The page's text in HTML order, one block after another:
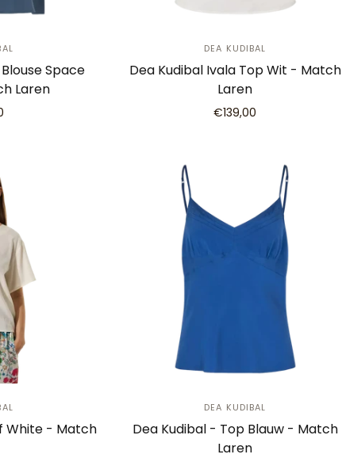
Space
Laren
DEA KUDIBAL
Dea Kudibal Ivala Top Wit - Match
Laren
€139,00
White - Match
DEA KUDIBAL
Dea Kudibal - Top Blauw - Match
Laren